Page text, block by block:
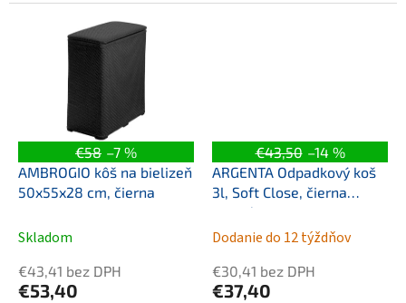
€58 –7 %
AMBROGIO kôš na bielizeň
50x55x28 cm, čierna
Skladom
€43,41 bez DPH
€53,40
€43,50 –14 %
ARGENTA Odpadkový koš
3l, Soft Close, čierna
matná
Dodanie do 12 týždňov
€30,41 bez DPH
€37,40